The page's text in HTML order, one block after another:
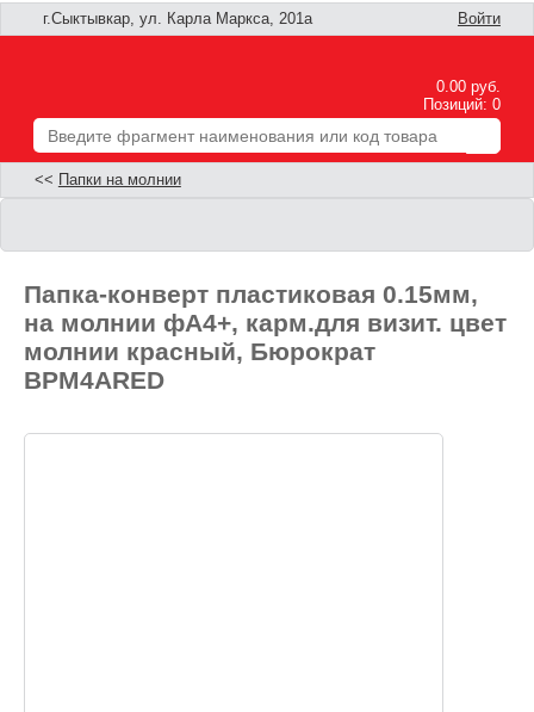
г.Сыктывкар, ул. Карла Маркса, 201а Войти
0.00 руб.
Позиций: 0
<< Папки на молнии
Папка-конверт пластиковая 0.15мм,
на молнии фA4+, карм.для визит. цвет
молнии красный, Бюрократ
BPM4ARED